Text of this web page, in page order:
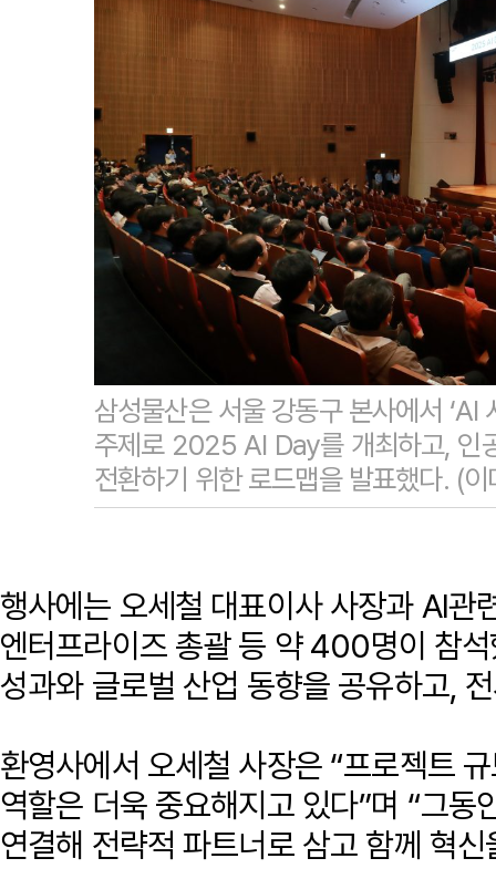
삼성물산은 서울 강동구 본사에서 ‘AI
주제로 2025 AI Day를 개최하고, 인
전환하기 위한 로드맵을 발표했다. (
행사에는 오세철 대표이사 사장과 AI관
엔터프라이즈 총괄 등 약 400명이 참
성과와 글로벌 산업 동향을 공유하고,
환영사에서 오세철 사장은 “프로젝트
역할은 더욱 중요해지고 있다”며 “그동
연결해 전략적 파트너로 삼고 함께 혁